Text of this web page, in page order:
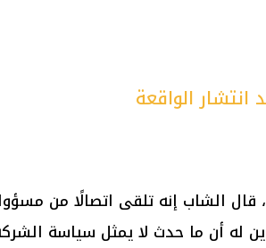
الواقعة
الشاب إنه تلقى اتصالًا من
له أن ما حدث لا يمثل سياسة